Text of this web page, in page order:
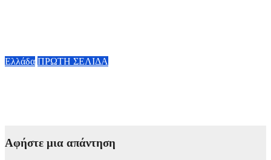
Ελλάδα ΠΡΩΤΗ ΣΕΛΙΔΑ
Αφήστε μια απάντηση